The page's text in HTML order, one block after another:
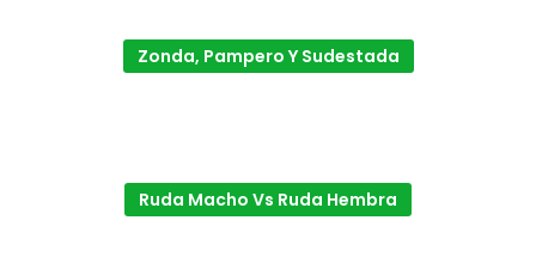
Zonda, Pampero Y Sudestada
Ruda Macho Vs Ruda Hembra